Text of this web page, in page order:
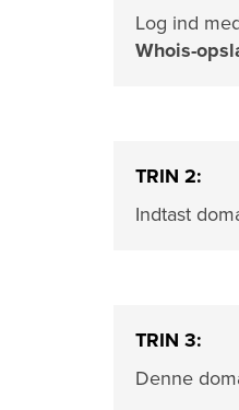
Log ind
Whois-
TRIN 2:
Indtast
TRIN 3:
Denne